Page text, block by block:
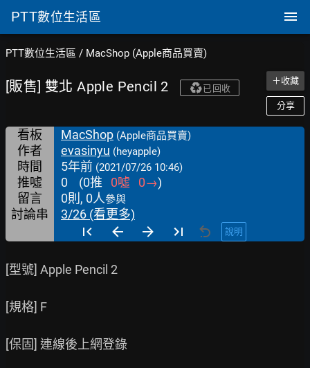
PTT數位生活區
PTT數位生活區 / MacShop (Apple商品買賣)
[販售] 雙北 Apple Pencil 2 已回收
＋收藏
分享
看板 MacShop (Apple商品買賣)
作者 evasinyu (heyapple)
時間 5年前 (2021/07/26 10:46)
推噓 0 (0推 0噓 0→)
留言
0則, 0人參與
討論串 3/26 (看更多)
說明
[型號] Apple Pencil 2
[規格] F
[保固] 連線後上網登錄